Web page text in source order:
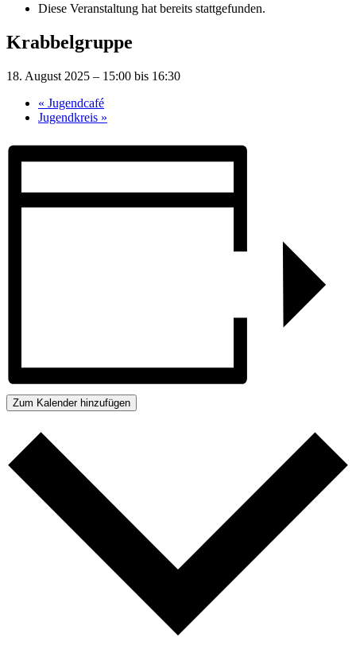
Diese Veranstaltung hat bereits stattgefunden.
Krabbelgruppe
18. August 2025 – 15:00 bis 16:30
« Jugendcafé
Jugendkreis »
Zum Kalender hinzufügen